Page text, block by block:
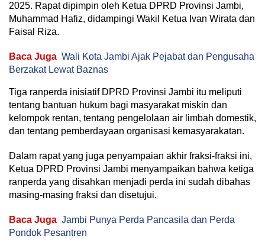
2025. Rapat dipimpin oleh Ketua DPRD Provinsi Jambi,
Muhammad Hafiz, didampingi Wakil Ketua Ivan Wirata dan
Faisal Riza.
Baca Juga Wali Kota Jambi Ajak Pejabat dan Pengusaha
Berzakat Lewat Baznas
Tiga ranperda inisiatif DPRD Provinsi Jambi itu meliputi
tentang bantuan hukum bagi masyarakat miskin dan
kelompok rentan, tentang pengelolaan air limbah domestik,
dan tentang pemberdayaan organisasi kemasyarakatan.
Dalam rapat yang juga penyampaian akhir fraksi-fraksi ini,
Ketua DPRD Provinsi Jambi menyampaikan bahwa ketiga
ranperda yang disahkan menjadi perda ini sudah dibahas
masing-masing fraksi dan disetujui.
Baca Juga Jambi Punya Perda Pancasila dan Perda
Pondok Pesantren